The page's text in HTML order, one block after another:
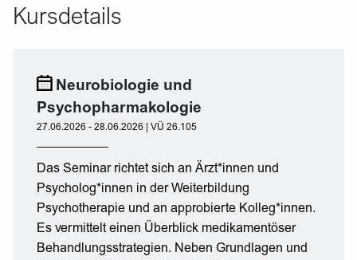
Kursdetails
Neurobiologie und
Psychopharmakologie
27.06.2026 - 28.06.2026 | VÜ 26.105
Das Seminar richtet sich an Ärzt*innen und
Psycholog*innen in der Weiterbildung
Psychotherapie und an approbierte Kolleg*innen.
Es vermittelt einen Überblick medikamentöser
Behandlungsstrategien. Neben Grundlagen und